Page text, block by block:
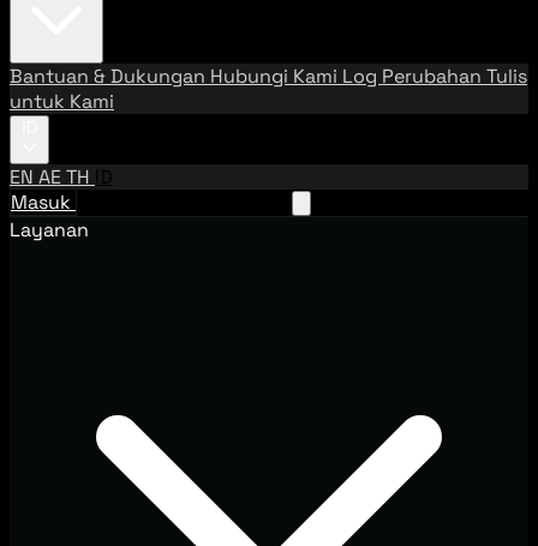
Bantuan & Dukungan Hubungi Kami Log Perubahan Tulis
untuk Kami
EN AETH ID
Masuk
Layanan